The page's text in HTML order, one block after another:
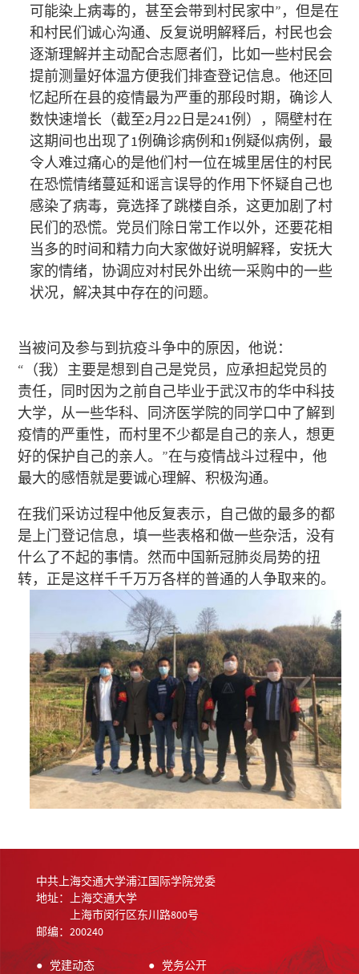
可能染上病毒的，甚至会带到村民家中”，但是在
和村民们诚心沟通、反复说明解释后，村民也会
逐渐理解并主动配合志愿者们，比如一些村民会
提前测量好体温方便我们排查登记信息。他还回
忆起所在县的疫情最为严重的那段时期，确诊人
数快速增长（截至2月22日是241例），隔壁村在
这期间也出现了1例确诊病例和1例疑似病例，最
令人难过痛心的是他们村一位在城里居住的村民
在恐慌情绪蔓延和谣言误导的作用下怀疑自己也
感染了病毒，竟选择了跳楼自杀，这更加剧了村
民们的恐慌。党员们除日常工作以外，还要花相
当多的时间和精力向大家做好说明解释，安抚大
家的情绪，协调应对村民外出统一采购中的一些
状况，解决其中存在的问题。
当被问及参与到抗疫斗争中的原因，他说：
“（我）主要是想到自己是党员，应承担起党员的
责任，同时因为之前自己毕业于武汉市的华中科技
大学，从一些华科、同济医学院的同学口中了解到
疫情的严重性，而村里不少都是自己的亲人，想更
好的保护自己的亲人。”在与疫情战斗过程中，他
最大的感悟就是要诚心理解、积极沟通。
在我们采访过程中他反复表示，自己做的最多的都
是上门登记信息，填一些表格和做一些杂活，没有
什么了不起的事情。然而中国新冠肺炎局势的扭
转，正是这样千千万万各样的普通的人争取来的。
中共上海交通大学浦江国际学院党委
地址：上海交通大学
上海市闵行区东川路800号
邮编：200240
●党建动态 ● 党务公开